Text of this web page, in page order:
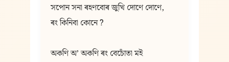
সপোন সনা ৰহণবোৰ জুখি দোণে দোণে,
ৰং কিনিবা কোনে ?
অকণি অ’ অকণি ৰং বেচোঁতা মই